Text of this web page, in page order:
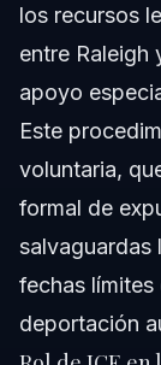
los recursos
entre Raleigh
apoyo
Este
voluntaria,
formal de
salvaguardas
fechas
deportación